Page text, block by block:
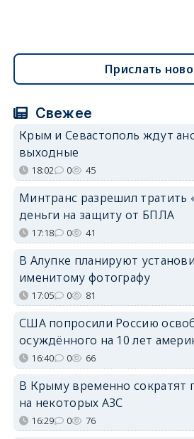
Прислать
Свежее
Крым и Севастополь ждут
выходные
18:02 0 45
Минтранс разрешил тратить
деньги на защиту от БПЛА
17:18 0 41
В Алупке планируют
именитому фотографу
17:05 0 81
США попросили Россию
осуждённого на 10 лет
16:40 0 66
В Крыму временно сократят
на некоторых АЗС
16:29 0 76